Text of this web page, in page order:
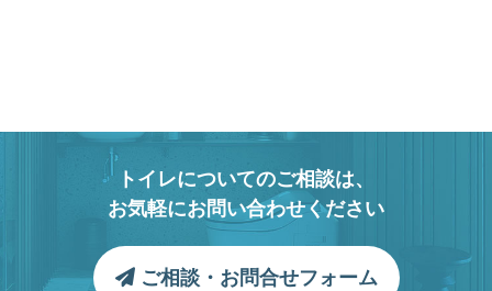
トイレについてのご相談は、
お気軽にお問い合わせください
ご相談・お問合せフォーム